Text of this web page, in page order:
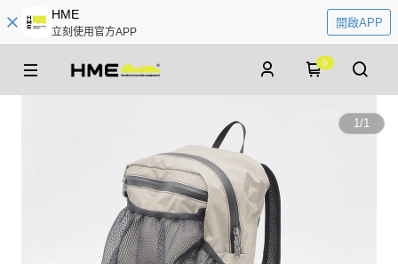
HME
立刻使用官方APP
開啟APP
0
1/1